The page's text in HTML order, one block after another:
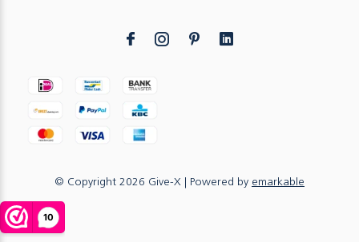
© Copyright 2026 Give-X | Powered by emarkable